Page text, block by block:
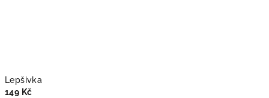
Lepšivka
149 Kč